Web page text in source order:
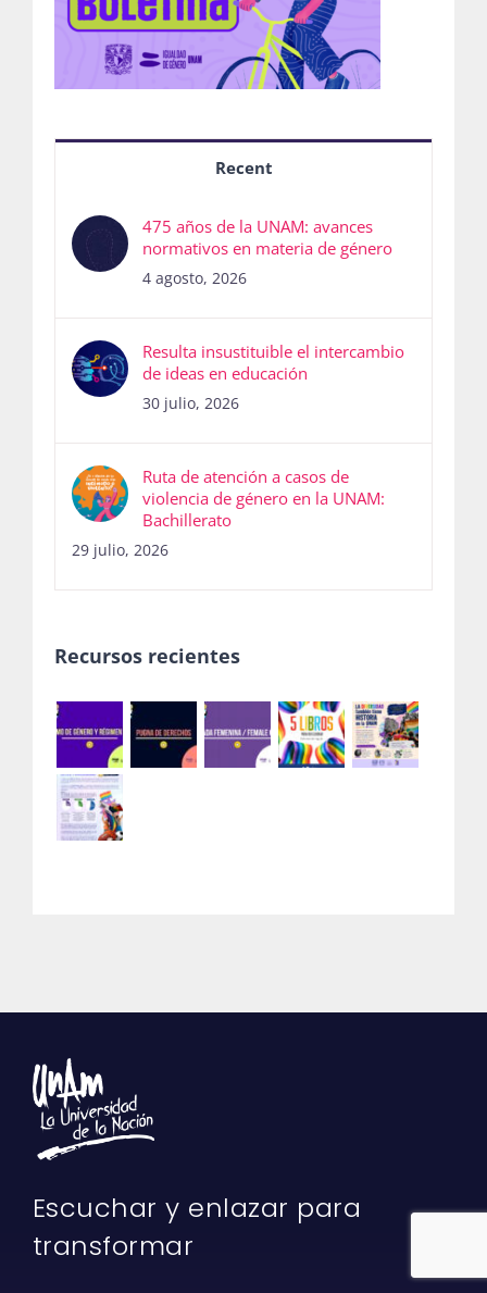
Recent
475 años de la UNAM: avances
normativos en materia de género
4 agosto, 2026
Resulta insustituible el intercambio
de ideas en educación
30 julio, 2026
Ruta de atención a casos de
violencia de género en la UNAM:
Bachillerato
29 julio, 2026
Recursos recientes
Escuchar y enlazar para
transformar